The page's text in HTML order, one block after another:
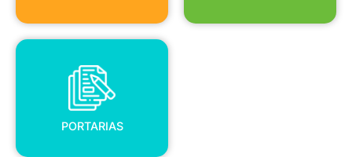
PORTARIAS
PORTARIAS